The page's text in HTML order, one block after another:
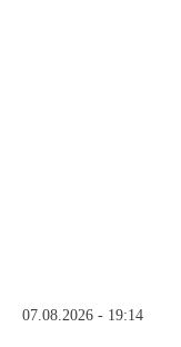
07.08.2026 - 19:14